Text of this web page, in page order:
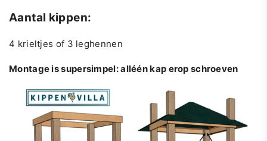
Aantal kippen:
4 krieltjes of 3 leghennen
Montage is supersimpel: alléén kap erop schroeven